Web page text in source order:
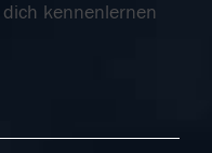
kennenlernen